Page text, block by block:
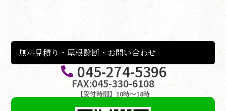
無料見積り・屋根診断・お問い合わせ
045-274-5396
FAX:045-330-6108
【受付時間】10時〜18時